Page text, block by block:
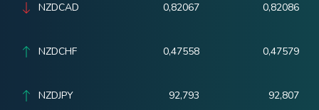
NZDCAD 0,82067 0,82086
NZDCHF 0,47558 0,47579
NZDJPY 92,793 92,807